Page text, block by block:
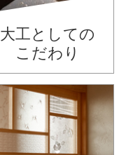
大工としての
こだわり